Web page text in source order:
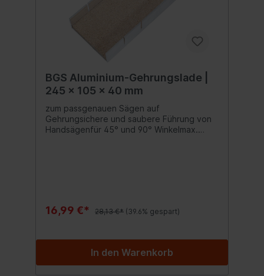
BGS Aluminium-Gehrungslade |
245 x 105 x 40 mm
zum passgenauen Sägen auf
Gehrungsichere und saubere Führung von
Handsägenfür 45° und 90° Winkelmax.
16,99 €* 28,13 €* (39.6% gespart)
In den Warenkorb